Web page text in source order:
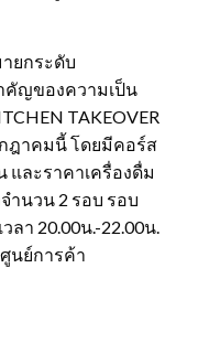
ยกระดับ
คัญของความเป็น
TAKEOVER
กฎาคมนี้ โดยมีคอร์ส
และราคาเครื่องดื่ม
ำนวน 2 รอบ รอบ
ลา 20.00น.-22.00น.
ศูนย์การค้า